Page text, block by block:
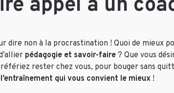
appel à un
dire non à la procrastination ! Quoi de mieux
pédagogie et savoir-faire ? Que vous
rester chez vous, pour bouger sans
l’entraînement qui vous convient le mieux !